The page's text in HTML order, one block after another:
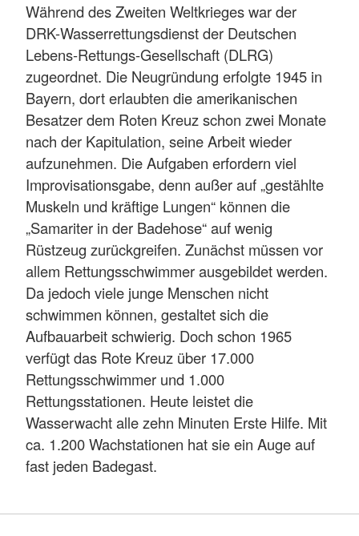
Während des Zweiten Weltkrieges war der
DRK-Wasserrettungsdienst der Deutschen
Lebens-Rettungs-Gesellschaft (DLRG)
zugeordnet. Die Neugründung erfolgte 1945 in
Bayern, dort erlaubten die amerikanischen
Besatzer dem Roten Kreuz schon zwei Monate
nach der Kapitulation, seine Arbeit wieder
aufzunehmen. Die Aufgaben erfordern viel
Improvisationsgabe, denn außer auf „gestählte
Muskeln und kräftige Lungen“ können die
„Samariter in der Badehose“ auf wenig
Rüstzeug zurückgreifen. Zunächst müssen vor
allem Rettungsschwimmer ausgebildet werden.
Da jedoch viele junge Menschen nicht
schwimmen können, gestaltet sich die
Aufbauarbeit schwierig. Doch schon 1965
verfügt das Rote Kreuz über 17.000
Rettungsschwimmer und 1.000
Rettungsstationen. Heute leistet die
Wasserwacht alle zehn Minuten Erste Hilfe. Mit
ca. 1.200 Wachstationen hat sie ein Auge auf
fast jeden Badegast.